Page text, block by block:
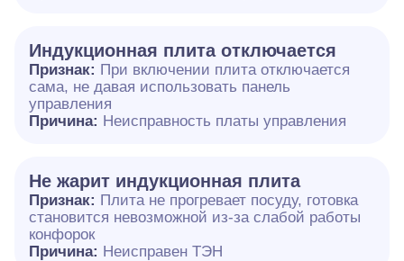
Индукционная плита отключается
Признак: При включении плита отключается
сама, не давая использовать панель
управления
Причина: Неисправность платы управления
Не жарит индукционная плита
Признак: Плита не прогревает посуду, готовка
становится невозможной из-за слабой работы
конфорок
Причина: Неисправен ТЭН